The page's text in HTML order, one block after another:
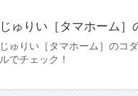
じゅりい［タマホーム
じゅりい［タマホーム］のコ
ルでチェック！